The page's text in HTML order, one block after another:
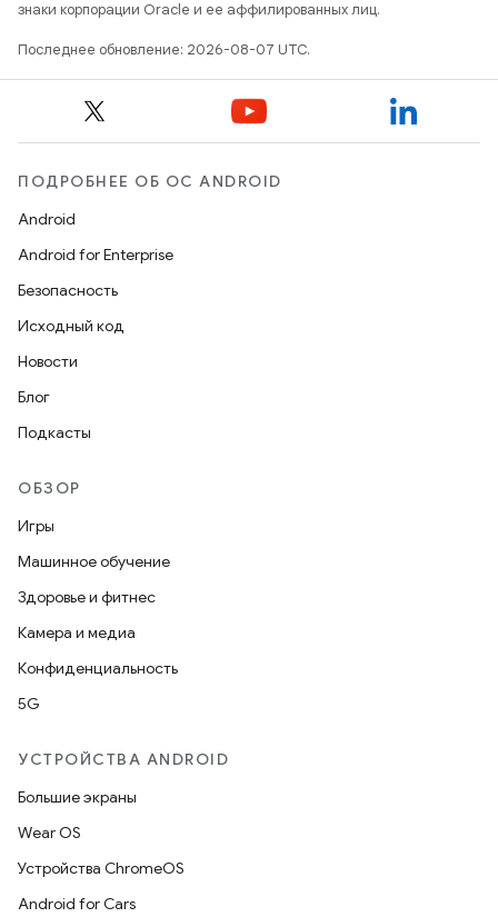
знаки корпорации Oracle и ее аффилированных лиц.
Последнее обновление: 2026-08-07 UTC.
ПОДРОБНЕЕ ОБ ОС ANDROID
Android
Android for Enterprise
Безопасность
Исходный код
Новости
Блог
Подкасты
ОБЗОР
Игры
Машинное обучение
Здоровье и фитнес
Камера и медиа
Конфиденциальность
5G
УСТРОЙСТВА ANDROID
Большие экраны
Wear OS
Устройства ChromeOS
Android for Cars